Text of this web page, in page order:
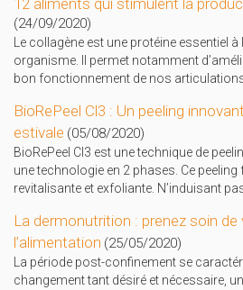
12 aliments qui stimulent la
(24/09/2020)
Le collagène est une protéine essentiel
organisme. Il permet notamment
bon fonctionnement de nos
BioRePeel Cl3 : Un peeling
estivale (05/08/2020)
BioRePeel Cl3 est une technique de
une technologie en 2 phases. Ce
revitalisante et exfoliante. N’induisant
La dermonutrition : prenez soin de
l’alimentation (25/05/2020)
La période post-confinement se
changement tant désiré et nécessaire,